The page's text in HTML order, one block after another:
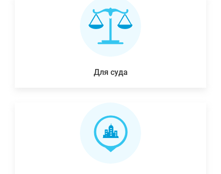
Для суда